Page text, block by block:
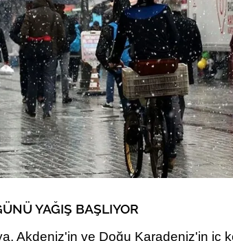
YAĞIŞ BAŞLIYOR
Akdeniz'in ve Doğu Karadeniz'in iç